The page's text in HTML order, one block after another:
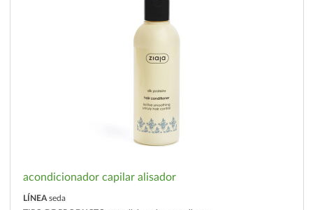
acondicionador capilar alisador
LÍNEA seda